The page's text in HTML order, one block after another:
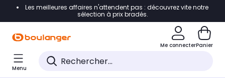
Accéder directement à la navigation
Accéder directement à la liste des produits
Accéder directement au contenu
Accéder directement au pied de page
Les meilleures affaires n'attendent pas : découvrez vite notre
sélection à prix bradés.
Me connecterPanier
Menu